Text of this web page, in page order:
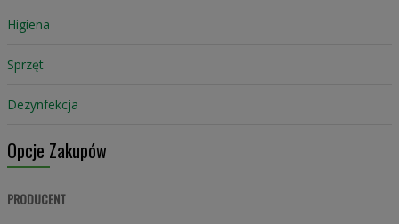
Higiena
Sprzęt
Dezynfekcja
Opcje Zakupów
PRODUCENT